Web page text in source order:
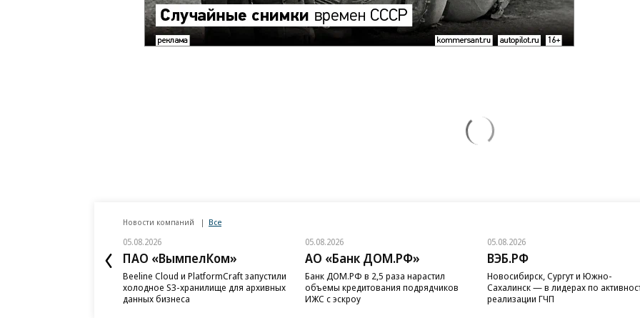
Новости компаний Все
05.08.2026
ПАО «ВымпелКом»
Beeline Cloud и PlatformCraft запустили
холодное S3-хранилище для архивных
данных бизнеса
05.08.2026
АО «Банк ДОМ.РФ»
Банк ДОМ.РФ в 2,5 раза нарастил
объемы кредитования подрядчиков
ИЖС с эскроу
05.08.2026
ВЭБ.РФ
Новосибирск, Сургут и Южно-
Сахалинск — в лидерах по
реализации ГЧП